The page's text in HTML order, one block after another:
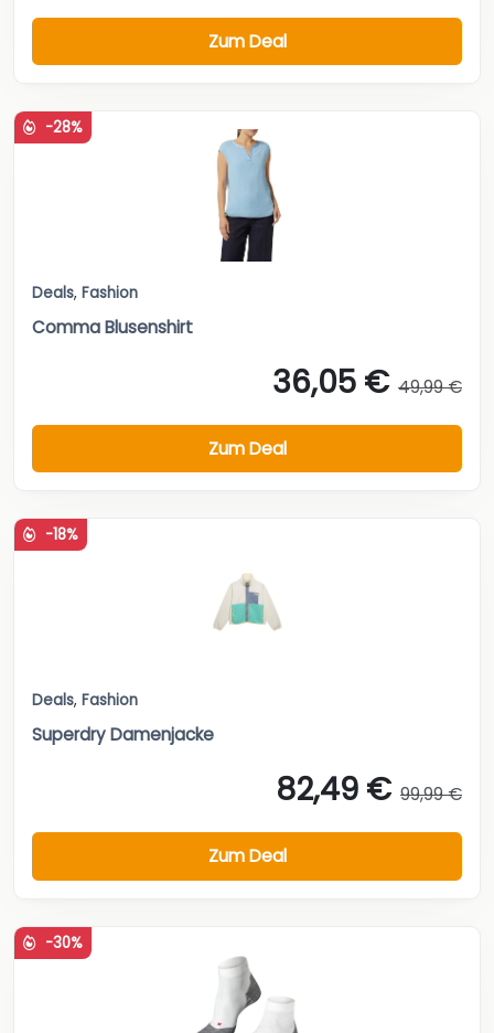
Zum Deal
-28%
Deals, Fashion
Comma Blusenshirt
36,05 € 49,99 €
Zum Deal
-18%
Deals, Fashion
Superdry Damenjacke
82,49 € 99,99 €
Zum Deal
-30%